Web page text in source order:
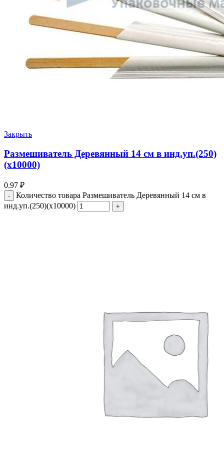
Закрыть
Размешиватель Деревянный 14 см в инд.уп.(250)
(х10000)
0.97 ₽
Количество товара Размешиватель Деревянный 14 см в
инд.уп.(250)(х10000)